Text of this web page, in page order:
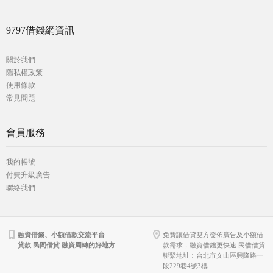
9797借錢網資訊
關於我們
隱私權政策
使用條款
常見問題
會員服務
我的帳號
付費升級廣告
聯絡我們
融資借錢、小額借款交流平台
貸款 民間借貸 融資周轉的好地方
免費讓借貸雙方發佈廣告及小額借
款需求，融資借錢更快速 民借借貸
聯繫地址︰台北市文山區興隆路一
段229巷4號3樓